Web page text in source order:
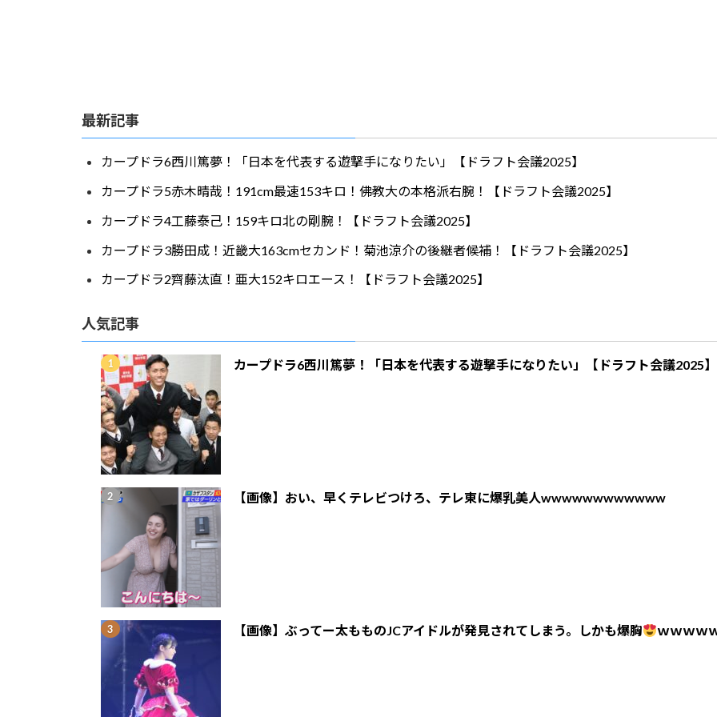
最新記事
カープドラ6西川篤夢！「日本を代表する遊撃手になりたい」【ドラフト会議2025】
カープドラ5赤木晴哉！191cm最速153キロ！佛教大の本格派右腕！【ドラフト会議2025】
カープドラ4工藤泰己！159キロ北の剛腕！【ドラフト会議2025】
カープドラ3勝田成！近畿大163cmセカンド！菊池涼介の後継者候補！【ドラフト会議2025】
カープドラ2齊藤汰直！亜大152キロエース！【ドラフト会議2025】
人気記事
カープドラ6西川篤夢！「日本を代表する遊撃手になりたい」【ドラフト会議2025】
【画像】おい、早くテレビつけろ、テレ東に爆乳美人wwwwwwwwwwww
【画像】ぶってー太もものJCアイドルが発見されてしまう。しかも爆胸 ｗｗｗｗ